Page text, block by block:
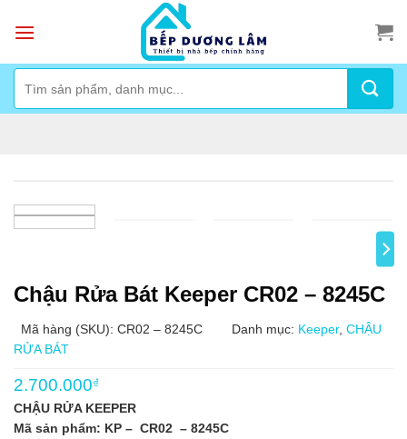
kiếm:
Chậu Rửa Bát Keeper CR02 – 8245C
Mã hàng (SKU): CR02 – 8245C Danh mục: Keeper, CHẬU
RỬA BÁT
2.700.000₫
CHẬU RỬA KEEPER
Mã sản phẩm: KP – CR02 – 8245C